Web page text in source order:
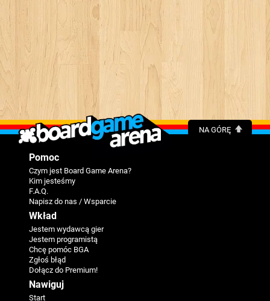
NA GÓRĘ
Pomoc
Czym jest Board Game Arena?
Kim jesteśmy
F.A.Q.
Napisz do nas / Wsparcie
Wkład
Jestem wydawcą gier
Jestem programistą
Chcę pomóc BGA
Zgłoś błąd
Dołącz do Premium!
Nawiguj
Start